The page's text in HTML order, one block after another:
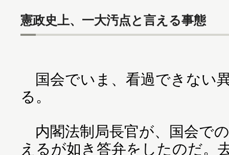
憲政史上、一大汚点と言える事態
国会でいま、看過できない
る。
内閣法制局長官が、国会で
えるが如き答弁をしたのだ。